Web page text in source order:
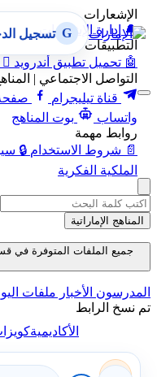
الإشعارات
🔔 إدارة الإشعارات
التطبيقات
🤖 تحميل تطبيق أندرويد 
التواصل الاجتماعي |
قناة تيليجرام
واتساب
بوت المناهج
روابط مهمة
📄 شروط الاستخدام 🔒
الملكية الفكرية
G تسجيل
المناهج الإماراتية
المدرسون الأخبار ملفات
تم نسخ الرابط
الأكاديمية